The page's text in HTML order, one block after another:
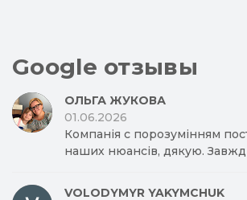
Google отзывы
ОЛЬГА ЖУКОВА
01.06.2026
Компанія с порозумінням
наших нюансів, дякую.
VOLODYMYR YAKYMCHUK